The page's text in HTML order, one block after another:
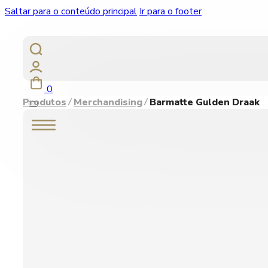
Saltar para o conteúdo principal Ir para o footer
0
Produtos
Merchandising Barmatte Gulden Draak